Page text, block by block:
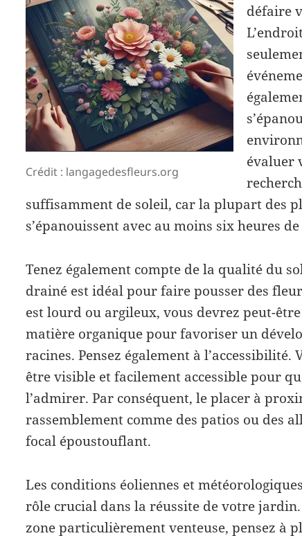
Crédit : langagedesfleurs.org
défaire
évaluer
suffisamment de soleil, car la plupart des
s’épanouissent avec au moins six heures
Tenez également compte de la qualité du
drainé est idéal pour faire pousser des
est lourd ou argileux, vous devrez peut-
matière organique pour favoriser un
racines. Pensez également à
être visible et facilement accessible pour
l’admirer. Par conséquent, le placer à
rassemblement comme des patios ou des
focal époustouflant.
Les conditions éoliennes et
rôle crucial dans la réussite de votre jardin.
zone particulièrement venteuse, pensez à